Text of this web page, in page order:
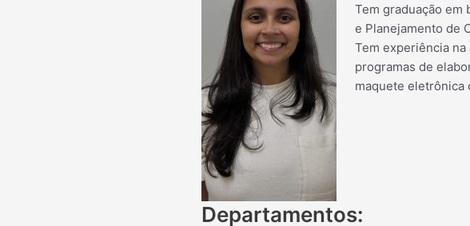
Tem graduação em
e Planejamento de
Tem experiência
programas de
maquete eletrônica
Departamentos: